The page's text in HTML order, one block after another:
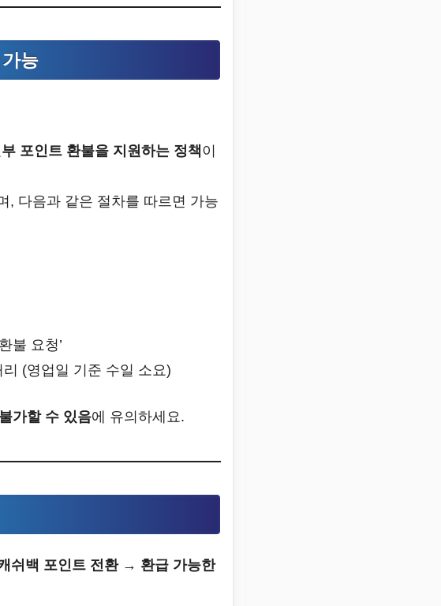
능
포인트 환불을 지원하는 정책이
, 다음과 같은 절차를 따르면 가능
불 요청’
(영업일 기준 수일 소요)
가할 수 있음에 유의하세요.
쉬백 포인트 전환 → 환급 가능한